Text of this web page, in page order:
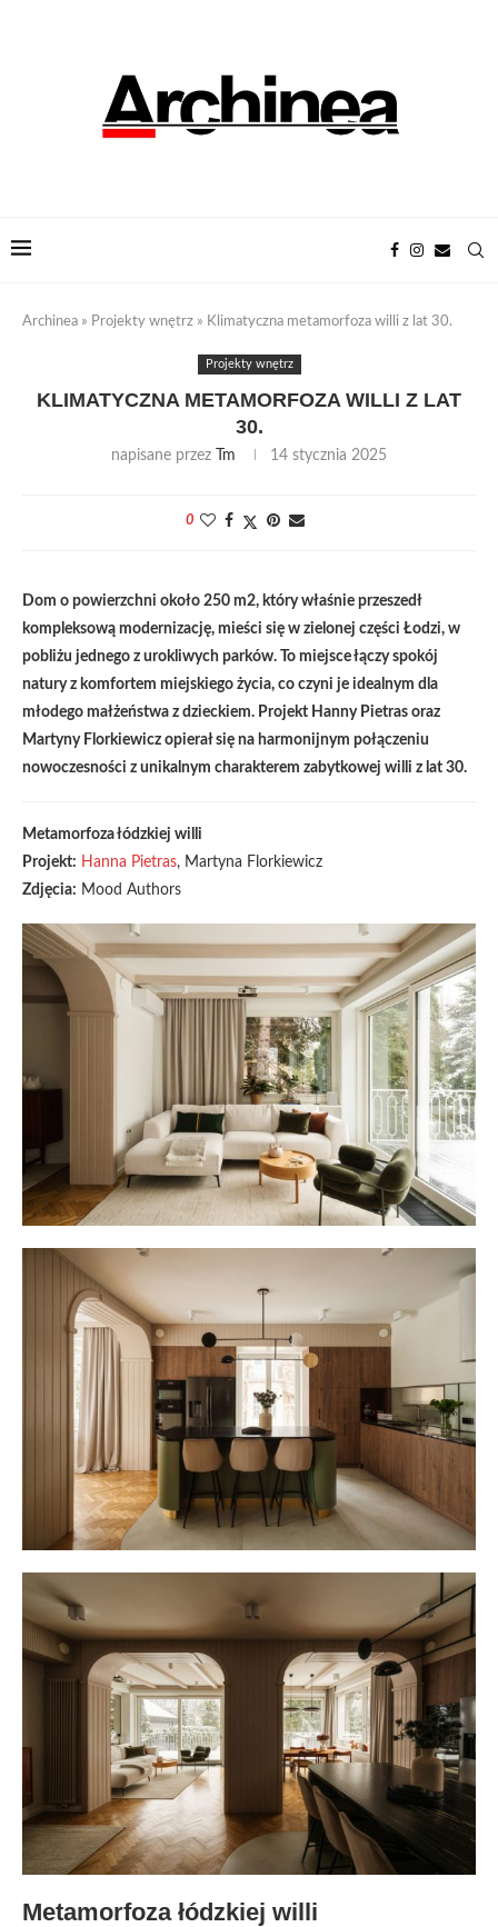
Archinea » Projekty wnętrz » Klimatyczna metamorfoza willi z lat 30.
Projekty wnętrz
KLIMATYCZNA METAMORFOZA WILLI Z LAT
30.
napisane przez Tm 14 stycznia 2025
0
Dom o powierzchni około 250 m2, który właśnie przeszedł
kompleksową modernizację, mieści się w zielonej części Łodzi, w
pobliżu jednego z urokliwych parków. To miejsce łączy spokój
natury z komfortem miejskiego życia, co czyni je idealnym dla
młodego małżeństwa z dzieckiem. Projekt Hanny Pietras oraz
Martyny Florkiewicz opierał się na harmonijnym połączeniu
nowoczesności z unikalnym charakterem zabytkowej willi z lat 30.
Metamorfoza łódzkiej willi
Projekt: Hanna Pietras, Martyna Florkiewicz
Zdjęcia: Mood Authors
Metamorfoza łódzkiej willi